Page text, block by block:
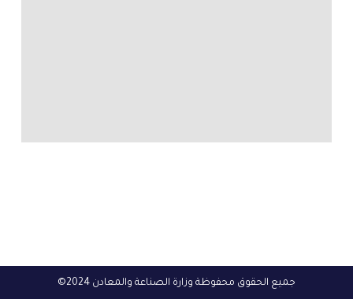
جميع الحقوق محفوظة وزارة الصناعة والمعادن 2024©